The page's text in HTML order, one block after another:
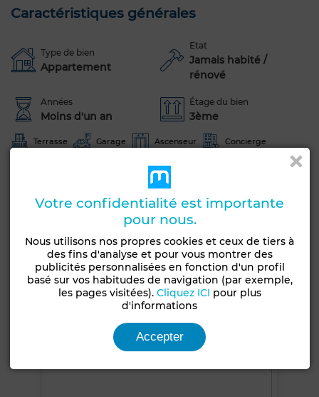
Caractéristiques générales
Type de bien
Appartement
Etat
Jamais habité /
rénové
Années
Moins d'un an
Étage du bien
3ème
Terrasse Garage Ascenseur Concierge
Climatisation Chauffage central
Double vitrage
Cuisine équipée Réfrigérateur Four
Voir plus de photos
Votre confidentialité est importante
pour nous.
Nous utilisons nos propres cookies et ceux de tiers à
des fins d'analyse et pour vous montrer des
publicités personnalisées en fonction d'un profil
basé sur vos habitudes de navigation (par exemple,
les pages visitées). Cliquez ICI pour plus
d'informations
Accepter